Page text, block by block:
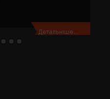
Детальніше...